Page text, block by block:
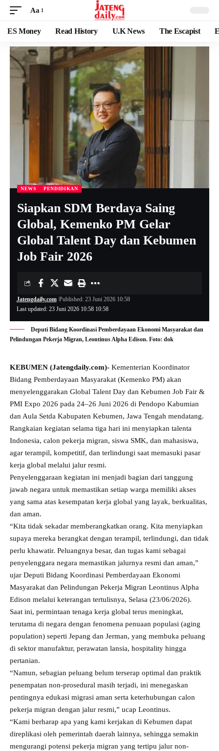
Aa
ES Money Read History U.K News The Escapist
NEWS PENDIDIKAN
Siapkan SDM Berdaya Saing
Global, Kemenko PM Gelar
Global Talent Day dan Kebumen
Job Fair 2026
Last updated: 23 Juni 2026 10:58 10:58
Jatengdaily.com Published: 23 Juni 2026 10:58
Deputi Bidang Koordinasi Pemberdayaan Ekonomi Masyarakat dan
Pelindungan Pekerja Migran, Leontinus Alpha Edison. Foto: dok
KEBUMEN (Jatengdaily.com)- Kementerian Koordinator
Bidang Pemberdayaan Masyarakat (Kemenko PM) akan
menyelenggarakan Global Talent Day dan Kebumen Job Fair &
PMI Expo 2026 pada 24–26 Juni 2026 di Pendopo Kabumian
dan Aula Setda Kabupaten Kebumen, Jawa Tengah mendatang.
Rangkaian kegiatan selama tiga hari ini menyiapkan talenta
Indonesia, calon pekerja migran, siswa SMK, dan mahasiswa,
agar terampil, kompetitif, dan terlindungi saat memasuki pasar
kerja global melalui jalur resmi.
Penyelenggaraan kegiatan ini menjadi bagian dari tanggung
jawab negara untuk memastikan setiap warga memiliki akses
yang sama atas kesempatan kerja global yang layak, berkualitas,
dan aman.
“Kita tidak sekadar memberangkatkan orang. Kita menyiapkan
supaya mereka berangkat dengan terampil, terlindungi, dan tidak
perlu khawatir. Peluangnya besar, dan tugas kami sebagai
penyelenggara negara memastikan jalurnya resmi dan aman,”
ujar Deputi Bidang Koordinasi Pemberdayaan Ekonomi
Masyarakat dan Pelindungan Pekerja Migran Leontinus Alpha
Edison melalui keterangan tertulisnya, Selasa (23/06/2026).
Saat ini, permintaan tenaga kerja global terus meningkat,
terutama di negara dengan fenomena penuaan populasi (aging
population) seperti Jepang dan Jerman, yang membuka peluang
di sektor manufaktur, perawatan lansia, hospitality hingga
pertanian.
“Namun, sebagian peluang belum terserap optimal dan praktik
penempatan non-prosedural masih terjadi, ini menegaskan
pentingnya edukasi migrasi aman serta keterhubungan calon
pekerja migran dengan jalur resmi,” ucap Leontinus.
“Kami berharap apa yang kami kerjakan di Kebumen dapat
direplikasi oleh pemerintah daerah lainnya, sehingga semakin
mengurangi potensi pekerja migran yang tertipu jalur non-